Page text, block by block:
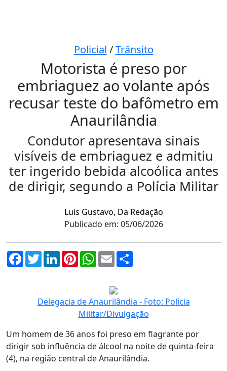
Policial /Trânsito
Motorista é preso por
embriaguez ao volante após
recusar teste do bafômetro em
Anaurilândia
Condutor apresentava sinais
visíveis de embriaguez e admitiu
ter ingerido bebida alcoólica antes
de dirigir, segundo a Polícia Militar
Luis Gustavo, Da Redação
Publicado em: 05/06/2026
Facebook
TwitterLinkedInPinterestWhatsApp
Email
Delegacia de Anaurilândia - Foto: Polícia
Militar/Divulgação
Um homem de 36 anos foi preso em flagrante por
dirigir sob influência de álcool na noite de quinta-feira
(4), na região central de Anaurilândia.